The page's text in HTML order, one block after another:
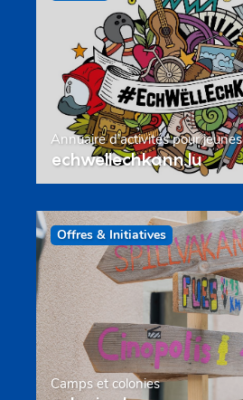
Annuaire d’activités pour jeunes
echwellechkann.lu
Offres & Initiatives
Camps et colonies